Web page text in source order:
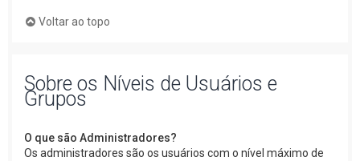
Voltar ao topo
Sobre os Níveis de Usuários e
Grupos
O que são Administradores?
Os administradores são os usuários com o nível máximo de